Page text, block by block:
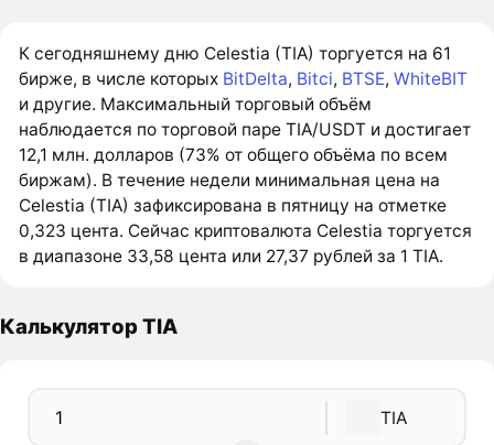
К сегодняшнему дню Celestia (TIA) торгуется на 61
бирже, в числе которых BitDelta, Bitci, BTSE,WhiteBIT
и другие. Максимальный торговый объём
наблюдается по торговой паре TIA/USDT и достигает
12,1 млн. долларов (73% от общего объёма по всем
биржам). В течение недели минимальная цена на
Celestia (TIA) зафиксирована в пятницу на отметке
0,323 цента. Сейчас криптовалюта Celestia торгуется
в диапазоне 33,58 цента или 27,37 рублей за 1 TIA.
Калькулятор TIA
TIA